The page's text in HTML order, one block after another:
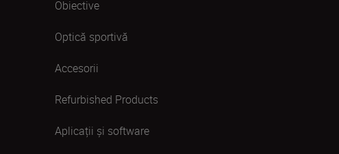
Obiective
Optică sportivă
Accesorii
Refurbished Products
Aplicații și software